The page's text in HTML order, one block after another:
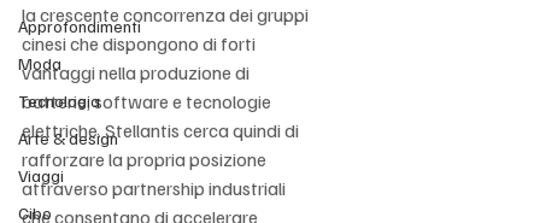
Approfondimenti
Moda
Tecnologia
Arte & design
Viaggi
Cibo
la crescente concorrenza dei gruppi
cinesi che dispongono di forti
vantaggi nella produzione di
batterie, software e tecnologie
elettriche. Stellantis cerca quindi di
rafforzare la propria posizione
attraverso partnership industriali
che consentano di accelerare